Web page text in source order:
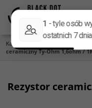
Kategoria główna
ceramiczny Ty-Ohm 1,6ohm /
Rezystor